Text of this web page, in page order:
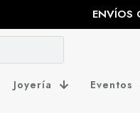
ENVÍOS
Joyería Eventos